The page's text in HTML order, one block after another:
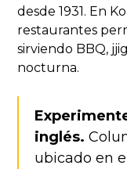
desde 1931. En
restaurantes
sirviendo BBQ,
nocturna.
inglés.
ubicado en